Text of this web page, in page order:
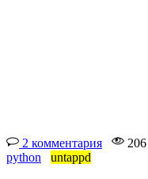
2 комментария 206
python
untappd